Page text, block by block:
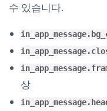
수 있습니다.
상